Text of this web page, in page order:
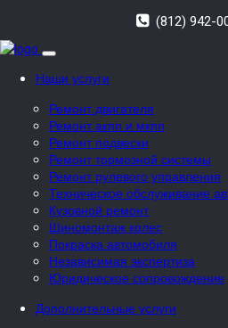
(812) 942-
Toggle
Наши услуги
Ремонт двигателя
Ремонт акпп и мкпп
Ремонт подвески
Ремонт тормозной системы
Ремонт рулевого управления
Техническое обслуживание
Кузовной ремонт
Шиномонтаж колес
Покраска автомобиля
Независимая экспертиза
Юридическое сопровождение
Дополнительные услуги